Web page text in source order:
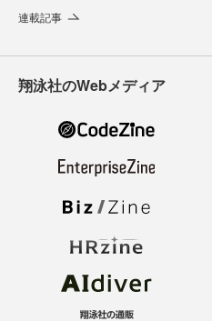
連載記事
翔泳社のWebメディア